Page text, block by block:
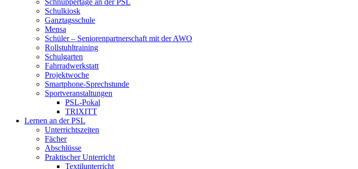
Schnuppertage an der PSL
Schulkiosk
Ganztagsschule
Mensa
Schüler – Seniorenpartnerschaft mit der AWO
Rollstuhltraining
Schulgarten
Fahrradwerkstatt
Projektwoche
Smartphone-Sprechstunde
Sportveranstaltungen
PSL-Pokal
TRIXITT
Lernen an der PSL
Unterrichtszeiten
Fächer
Abschlüsse
Praktischer Unterricht
Textilunterricht